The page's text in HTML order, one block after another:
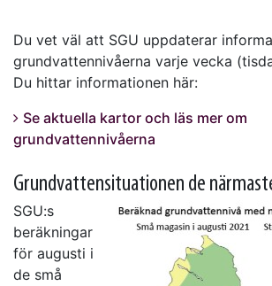
Du vet väl att SGU uppdaterar
grundvattennivåerna varje vecka
Du hittar informationen här:
Se aktuella kartor och läs mer om
grundvattennivåerna
Grundvattensituationen de
SGU:s
beräkningar
för augusti i
de små